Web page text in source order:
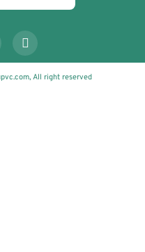
All right reserved